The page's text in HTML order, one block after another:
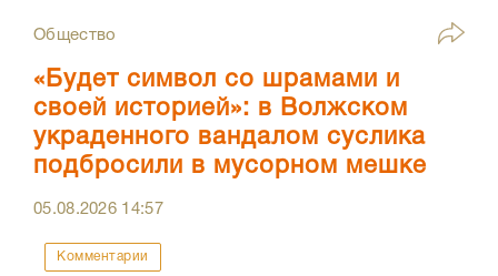
Общество
«Будет символ со шрамами и
своей историей»: в Волжском
украденного вандалом суслика
подбросили в мусорном мешке
05.08.2026 14:57
Комментарии